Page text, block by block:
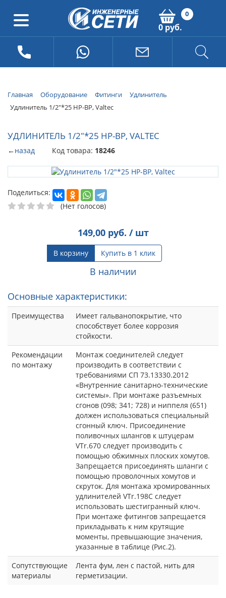
0
0 руб.
Главная Оборудование Фитинги
Удлинитель
Удлинитель 1/2"*25 НР-ВР, Valtec
УДЛИНИТЕЛЬ 1/2"*25 НР-ВР, VALTEC
←назад Код товара: 18246
Поделиться:
(Нет голосов)
149,00руб. / шт
В корзину Купить в 1 клик
В наличии
Основные характеристики:
Преимущества
Имеет гальванопокрытие, что
способствует более коррозия
стойкости.
Рекомендации
по монтажу
Монтаж соединителей следует
производить в соответствии с
требованиями СП 73.13330.2012
«Внутренние санитарно-технические
системы». При монтаже разъемных
сгонов (098; 341; 728) и ниппеля (651)
должен использоваться специальный
сгонный ключ. Присоединение
поливочных шлангов к штуцерам
VTr.670 следует производить с
помощью обжимных плоских хомутов.
Запрещается присоединять шланги с
помощью проволочных хомутов и
скруток. Для монтажа хромированных
удлинителей VTr.198C следует
использовать шестигранный ключ.
При монтаже фитингов запрещается
прикладывать к ним крутящие
моменты, превышающие значения,
указанные в таблице (Рис.2).
Сопутствующие
материалы
Лента фум, лен с пастой, нить для
герметизации.